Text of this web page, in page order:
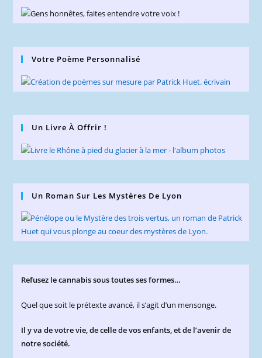
Votre Poème Personnalisé
Un Livre À Offrir !
Un Roman Sur Les Mystères De Lyon
Refusez le cannabis sous toutes ses formes…
Quel que soit le prétexte avancé, il s’agit d’un mensonge.
Il y va de votre vie, de celle de vos enfants, et de l’avenir de
notre société.